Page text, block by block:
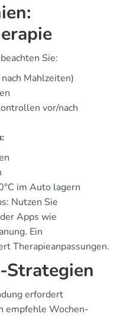
Sie:
Mahlzeiten)
vor/nach
im Auto lagern
Nutzen Sie
Apps wie
Ein
Therapieanpassungen.
Strategien
erfordert
empfehle Wochen-